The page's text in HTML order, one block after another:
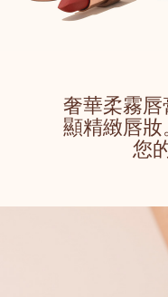
奢華柔霧唇
顯精緻唇妝
您